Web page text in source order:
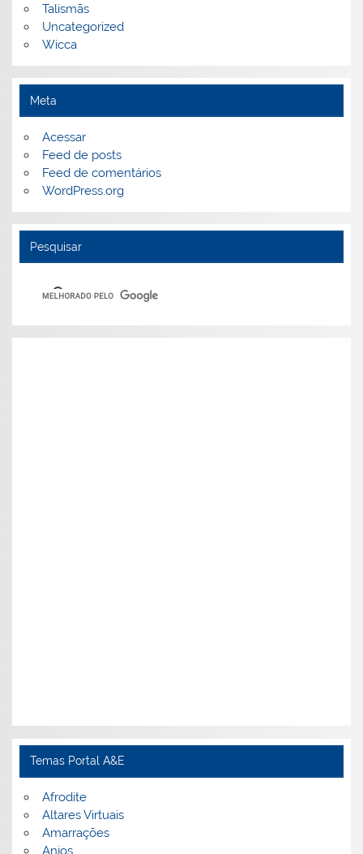
Talismãs
Uncategorized
Wicca
Meta
Acessar
Feed de posts
Feed de comentários
WordPress.org
Pesquisar
Temas Portal A&E
Afrodite
Altares Virtuais
Amarrações
Anjos